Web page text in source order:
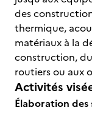
des
thermique,
matériaux à la
construction,
routiers ou aux
Activités
Élaboration